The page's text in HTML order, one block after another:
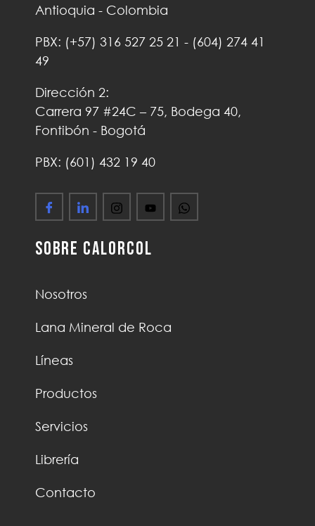
Antioquia - Colombia
PBX: (+57) 316 527 25 21 - (604) 274 41
49
Dirección 2:
Carrera 97 #24C – 75, Bodega 40,
Fontibón - Bogotá
PBX: (601) 432 19 40
Sobre Calorcol
Nosotros
Lana Mineral de Roca
Líneas
Productos
Servicios
Librería
Contacto